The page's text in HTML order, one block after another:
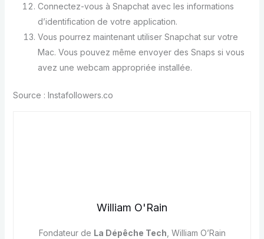
Connectez-vous à Snapchat avec les informations
d’identification de votre application.
Vous pourrez maintenant utiliser Snapchat sur votre
Mac. Vous pouvez même envoyer des Snaps si vous
avez une webcam appropriée installée.
Source : Instafollowers.co
William O'Rain
Fondateur de La Dépêche Tech , William O’Rain